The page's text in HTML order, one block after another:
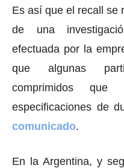
Es así que el recall se
de una
efectuada por la
que algunas
comprimidos
especificaciones de
comunicado.
En la Argentina, y